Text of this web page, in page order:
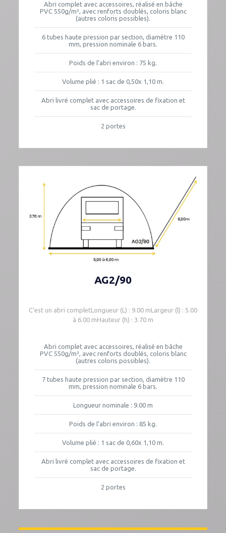
Abri complet avec accessoires, réalisé en bâche
PVC 550g/m², avec renforts doublés, coloris blanc
(autres coloris possibles).
6 tubes haute pression par section, diamètre 110
mm, pression nominale 6 bars.
Poids de l’abri environ : 75 kg.
Volume plié : 1 sac de 0,50x 1,10 m.
Abri livré complet avec accessoires de fixation et
sac de portage.
2 portes
AG2/90
C’est un abri completLongueur (L) : 9.00 mLargeur (l) : 5.00
à 6.00 mHauteur (h) : 3.70 m
Abri complet avec accessoires, réalisé en bâche
PVC 550g/m², avec renforts doublés, coloris blanc
(autres coloris possibles).
7 tubes haute pression par section, diamètre 110
mm, pression nominale 6 bars.
Longueur nominale : 9.00 m
Poids de l’abri environ : 85 kg.
Volume plié : 1 sac de 0,60x 1,10 m.
Abri livré complet avec accessoires de fixation et
sac de portage.
2 portes